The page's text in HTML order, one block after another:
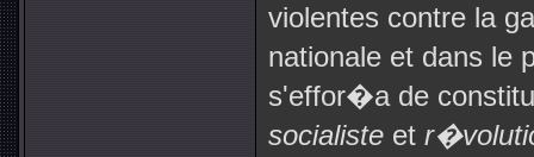
violentes contre la
nationale et dans le
s'effor�a de
socialiste et